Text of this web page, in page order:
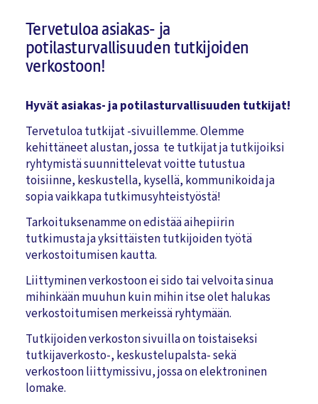
Tervetuloa asiakas- ja
potilasturvallisuuden tutkijoiden
verkostoon!
Hyvät asiakas- ja potilasturvallisuuden tutkijat!
Tervetuloa tutkijat -sivuillemme. Olemme
kehittäneet alustan, jossa te tutkijat ja tutkijoiksi
ryhtymistä suunnittelevat voitte tutustua
toisiinne, keskustella, kysellä, kommunikoida ja
sopia vaikkapa tutkimusyhteistyöstä!
Tarkoituksenamme on edistää aihepiirin
tutkimusta ja yksittäisten tutkijoiden työtä
verkostoitumisen kautta.
Liittyminen verkostoon ei sido tai velvoita sinua
mihinkään muuhun kuin mihin itse olet halukas
verkostoitumisen merkeissä ryhtymään.
Tutkijoiden verkoston sivuilla on toistaiseksi
tutkijaverkosto-, keskustelupalsta- sekä
verkostoon liittymissivu, jossa on elektroninen
lomake.